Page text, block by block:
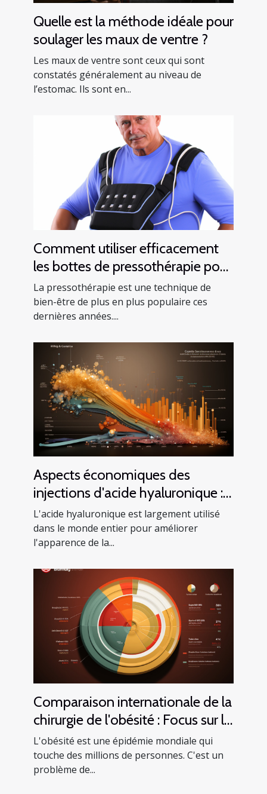
Quelle est la méthode idéale pour
soulager les maux de ventre ?
Les maux de ventre sont ceux qui sont
constatés généralement au niveau de
l’estomac. Ils sont en...
Comment utiliser efficacement
les bottes de pressothérapie pour
améliorer votre santé
La pressothérapie est une technique de
bien-être de plus en plus populaire ces
dernières années....
Aspects économiques des
injections d'acide hyaluronique :
Analyse du coût et du bénéfice
L'acide hyaluronique est largement utilisé
dans le monde entier pour améliorer
l'apparence de la...
Comparaison internationale de la
chirurgie de l'obésité : Focus sur la
Tunisie
L'obésité est une épidémie mondiale qui
touche des millions de personnes. C'est un
problème de...